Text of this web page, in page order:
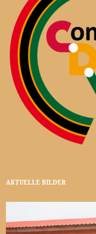
AKTUELLE BILDER